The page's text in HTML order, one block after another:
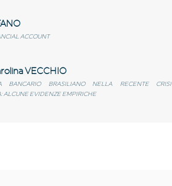
ACCOUNT
VECCHIO
BANCARIO BRASILIANO NELLA RECENTE CRISI
ALCUNE EVIDENZE EMPIRICHE